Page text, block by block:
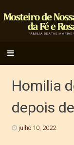
SKIP TO CONTENT
Homilia
depois
julho 10, 2022